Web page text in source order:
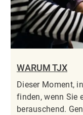
WARUM TJX
Dieser Moment,
finden, wenn Sie
berauschend.